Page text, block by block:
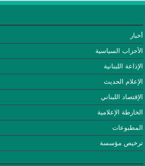
أخبار
الأحزاب السياسية
الإذاعة اللبنانية
الإعلام الحديث
الإقتصاد اللبناني
الخارطة الإعلامية
المطبوعات
ترخيص مؤسسة